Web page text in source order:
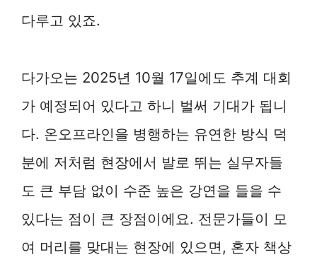
다루고 있죠.
다가오는 2025년 10월 17일에도 추계 대회
가 예정되어 있다고 하니 벌써 기대가 됩니
다. 온오프라인을 병행하는 유연한 방식 덕
분에 저처럼 현장에서 발로 뛰는 실무자들
도 큰 부담 없이 수준 높은 강연을 들을 수
있다는 점이 큰 장점이에요. 전문가들이 모
여 머리를 맞대는 현장에 있으면, 혼자 책상